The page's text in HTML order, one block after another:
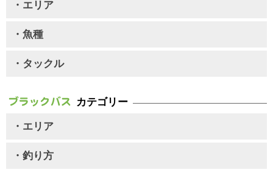
・エリア
・魚種
・タックル
カテゴリー
・エリア
・釣り方